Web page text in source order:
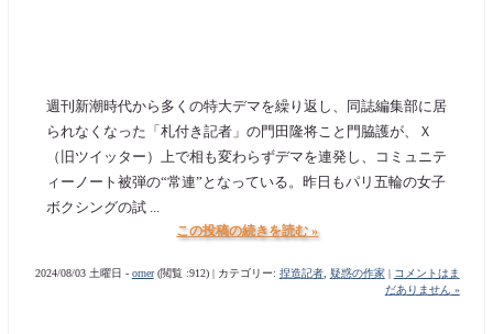
週刊新潮時代から多くの特大デマを繰り返し、同誌編集部に居
られなくなった「札付き記者」の門田隆将こと門脇護が、Ｘ
（旧ツイッター）上で相も変わらずデマを連発し、コミュニテ
ィーノート被弾の“常連”となっている。昨日もパリ五輪の女子
ボクシングの試 ...
この投稿の続きを読む »
2024/08/03 土曜日 - orner(閲覧 :912) | カテゴリー: 捏造記者, 疑惑の作家|
コメントはま
だありません »